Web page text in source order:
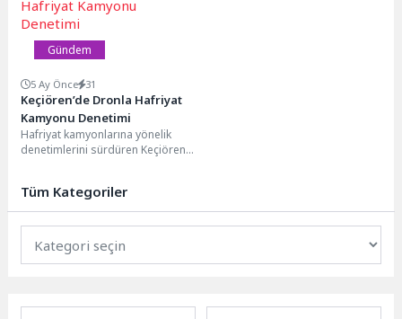
Gündem
5 Ay Önce 31
Keçiören’de Dronla Hafriyat
Kamyonu Denetimi
Hafriyat kamyonlarına yönelik
denetimlerini sürdüren Keçiören
hafriyat...
Tüm Kategoriler